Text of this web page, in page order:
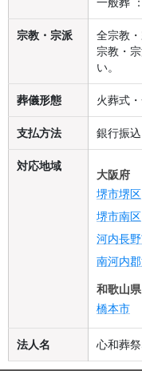
宗教・宗派
全宗教
宗教・
い。
葬儀形態 火葬式
支払方法 銀行振
対応地域
大阪府
堺市堺区
堺市南区
河内長
南河内
和歌山県
橋本市
法人名 心和葬